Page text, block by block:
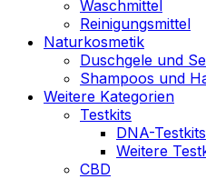
Waschmittel
Reinigungsmittel
Naturkosmetik
Duschgele und
Shampoos und
Weitere Kategorien
Testkits
DNA-Testkits
Weitere
CBD